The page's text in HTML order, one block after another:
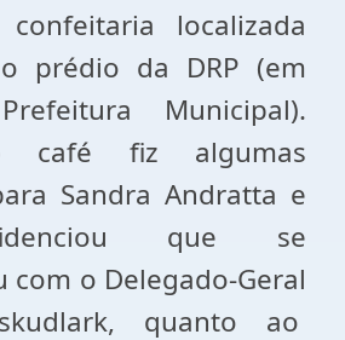
localizada
prédio da DRP (em
Municipal).
café fiz algumas
Sandra Andratta e
que se
com o Delegado-Geral
quanto ao